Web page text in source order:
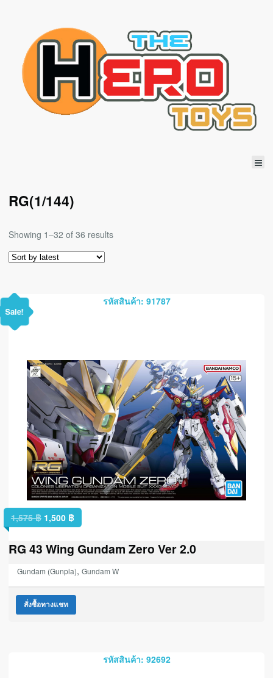
RG(1/144)
Showing 1–32 of 36 results
รหัสสินค้า: 91787
Sale!
1,575฿ 1,500 ฿
RG 43 Wing Gundam Zero Ver 2.0
Gundam (Gunpla), Gundam W
สั่งซื้อทางแชท
รหัสสินค้า: 92692